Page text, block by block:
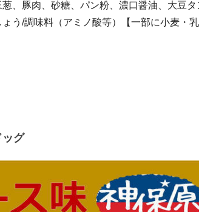
、豚肉、砂糖、パン粉、濃口醤油、大豆タ
う/調味料（アミノ酸等）【一部に小麦・
ッグ